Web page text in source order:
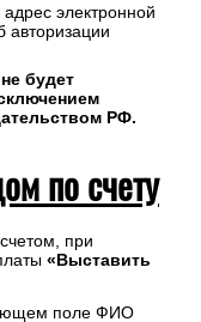
электронной
авторизации
будет
РФ.
по счету
при
«Выставить
поле ФИО